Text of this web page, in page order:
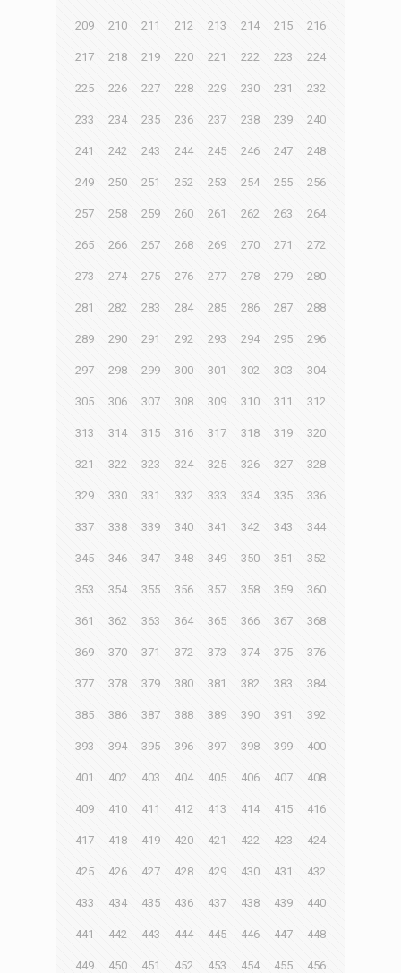
209 210 211 212 213 214 215 216
217 218 219 220 221 222 223 224
225 226 227 228 229 230 231 232
233 234 235 236 237 238 239 240
241 242 243 244 245 246 247 248
249 250 251 252 253 254 255 256
257 258 259 260 261 262 263 264
265 266 267 268 269 270 271 272
273 274 275 276 277 278 279 280
281 282 283 284 285 286 287 288
289 290 291 292 293 294 295 296
297 298 299 300 301 302 303 304
305 306 307 308 309 310 311 312
313 314 315 316 317 318 319 320
321 322 323 324 325 326 327 328
329 330 331 332 333 334 335 336
337 338 339 340 341 342 343 344
345 346 347 348 349 350 351 352
353 354 355 356 357 358 359 360
361 362 363 364 365 366 367 368
369 370 371 372 373 374 375 376
377 378 379 380 381 382 383 384
385 386 387 388 389 390 391 392
393 394 395 396 397 398 399 400
401 402 403 404 405 406 407 408
409 410 411 412 413 414 415 416
417 418 419 420 421 422 423 424
425 426 427 428 429 430 431 432
433 434 435 436 437 438 439 440
441 442 443 444 445 446 447 448
449 450 451 452 453 454 455 456